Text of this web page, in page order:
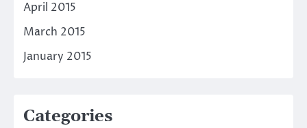
April 2015
March 2015
January 2015
Categories